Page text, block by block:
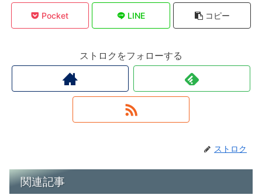
Pocket LINE コピー
ストロクをフォローする
ストロク
関連記事